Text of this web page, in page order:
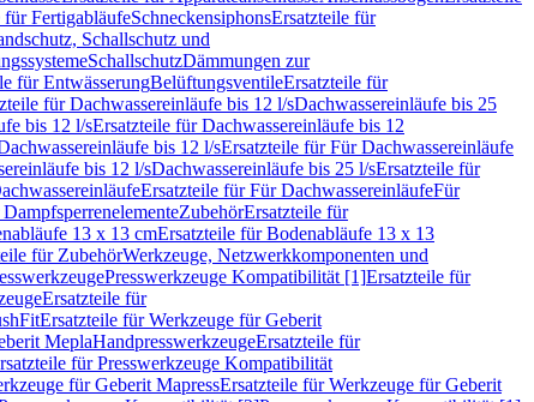
für FertigabläufeSchneckensiphonsErsatzteile für
Schallschutz und
SchallschutzDämmungen zur
für EntwässerungBelüftungsventileErsatzteile für
für Dachwassereinläufe bis 12 l/sDachwassereinläufe bis 25
bis 12 l/sErsatzteile für Dachwassereinläufe bis 12
bis 12 l/sErsatzteile für Für Dachwassereinläufe
bis 12 l/sDachwassereinläufe bis 25 l/sErsatzteile für
Ersatzteile für Für DachwassereinläufeFür
ZubehörErsatzteile für
13 x 13 cmErsatzteile für Bodenabläufe 13 x 13
für ZubehörWerkzeuge, Netzwerkkomponenten und
Presswerkzeuge Kompatibilität [1]Ersatzteile für
Ersatzteile für
Ersatzteile für Werkzeuge für Geberit
MeplaHandpresswerkzeugeErsatzteile für
für Presswerkzeuge Kompatibilität
für Geberit MapressErsatzteile für Werkzeuge für Geberit